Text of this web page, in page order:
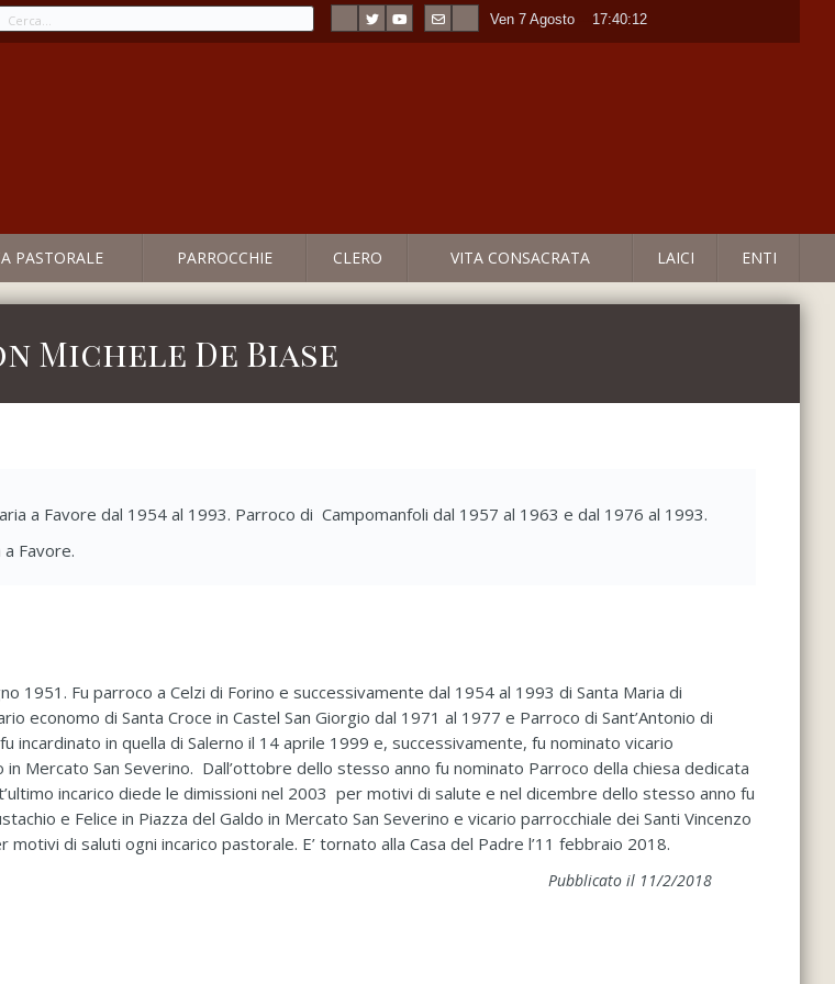
Ven 7 Agosto 17:40:12
PASTORALE PARROCCHIE CLERO VITA CONSACRATA LAICI ENTI
Michele De Biase
a Favore dal 1954 al 1993. Parroco di Campomanfoli dal 1957 al 1963 e dal 1976 al 1993.
Favore.
1951. Fu parroco a Celzi di Forino e successivamente dal 1954 al 1993 di Santa Maria di
economo di Santa Croce in Castel San Giorgio dal 1971 al 1977 e Parroco di Sant’Antonio di
incardinato in quella di Salerno il 14 aprile 1999 e, successivamente, fu nominato vicario
Mercato San Severino. Dall’ottobre dello stesso anno fu nominato Parroco della chiesa dedicata
incarico diede le dimissioni nel 2003 per motivi di salute e nel dicembre dello stesso anno fu
e Felice in Piazza del Galdo in Mercato San Severino e vicario parrocchiale dei Santi Vincenzo
di saluti ogni incarico pastorale. E’ tornato alla Casa del Padre l’11 febbraio 2018.
Pubblicato il 11/2/2018